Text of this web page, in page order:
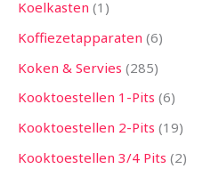
Koelkasten 1
Koffiezetapparaten 6
Koken & Servies 285
Kooktoestellen 1-Pits 6
Kooktoestellen 2-Pits 19
Kooktoestellen 3/4 Pits 2